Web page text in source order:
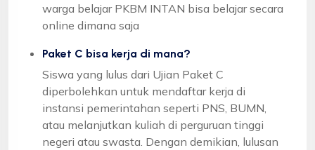
warga belajar PKBM INTAN bisa belajar secara
online dimana saja
Paket C bisa kerja di mana?
Siswa yang lulus dari Ujian Paket C
diperbolehkan untuk mendaftar kerja di
instansi pemerintahan seperti PNS, BUMN,
atau melanjutkan kuliah di perguruan tinggi
negeri atau swasta. Dengan demikian, lulusan